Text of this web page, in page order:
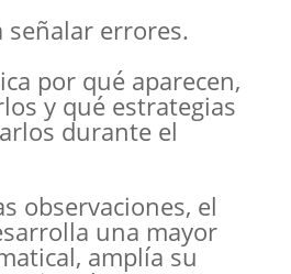
señalar errores.
por qué aparecen,
y qué estrategias
durante el
observaciones, el
una mayor
amplía su